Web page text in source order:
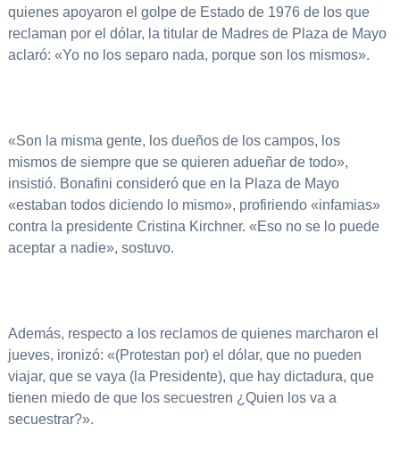
quienes apoyaron el golpe de Estado de 1976 de los que
reclaman por el dólar, la titular de Madres de Plaza de Mayo
aclaró: «Yo no los separo nada, porque son los mismos».
«Son la misma gente, los dueños de los campos, los
mismos de siempre que se quieren adueñar de todo»,
insistió. Bonafini consideró que en la Plaza de Mayo
«estaban todos diciendo lo mismo», profiriendo «infamias»
contra la presidente Cristina Kirchner. «Eso no se lo puede
aceptar a nadie», sostuvo.
Además, respecto a los reclamos de quienes marcharon el
jueves, ironizó: «(Protestan por) el dólar, que no pueden
viajar, que se vaya (la Presidente), que hay dictadura, que
tienen miedo de que los secuestren ¿Quien los va a
secuestrar?».